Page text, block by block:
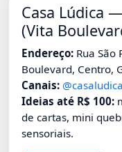
Casa Lúdica
(Vita
Endereço:Rua São
Boulevard, Centro,
Canais:
Ideias até R$ 100:
de cartas, mini
sensoriais.